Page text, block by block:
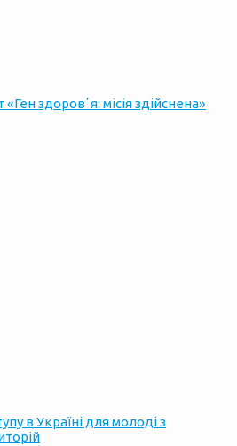
здоровʼя: місія здійснена»
в Україні для молоді з